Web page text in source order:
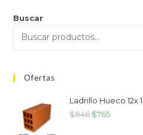
Buscar
Ofertas
Ladrillo Hueco 12x
$846 $765